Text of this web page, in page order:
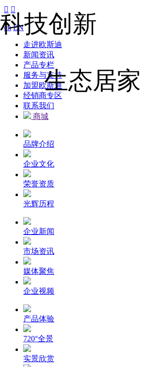
 
cn EN
走进欧斯迪
新闻资讯
产品专栏
服务与支持
加盟欧斯迪
经销商专区
联系我们
商城
品牌介绍
企业文化
荣誉资质
光辉历程
企业新闻
市场资讯
媒体聚焦
企业视频
产品体验
720°全景
实景欣赏
科技创新
生态居家